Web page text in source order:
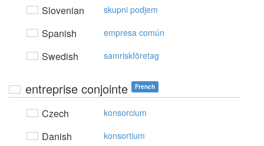
Slovenian skupni podjem
Spanish empresa común
Swedish samriskföretag
entreprise conjointe French
Czech konsorcium
Danish konsortium